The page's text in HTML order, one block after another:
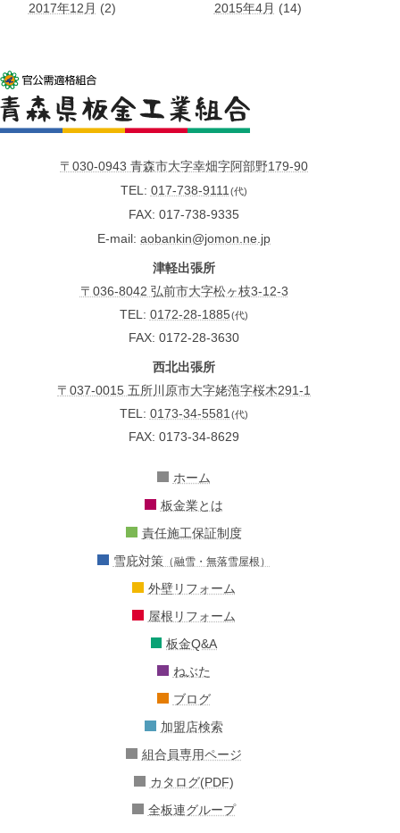
2017年12月 (2)
2015年4月 (14)
〒030-0943 青森市大字幸畑字阿部野179-90
TEL 017-738-9111(代)
FAX 017-738-9335
E-mail aobankin@jomon.ne.jp
津軽出張所
〒036-8042 弘前市大字松ヶ枝3-12-3
TEL: 0172-28-1885(代)
FAX: 0172-28-3630
西北出張所
〒037-0015 五所川原市大字姥萢字桜木291-1
TEL: 0173-34-5581 (代)
FAX: 0173-34-8629
ホーム
板金業とは
責任施工保証制度
雪庇対策（融雪・無落雪屋根）
外壁リフォーム
屋根リフォーム
板金Q&A
ねぶた
ブログ
加盟店検索
組合員専用ページ
カタログ(PDF)
全板連グループ